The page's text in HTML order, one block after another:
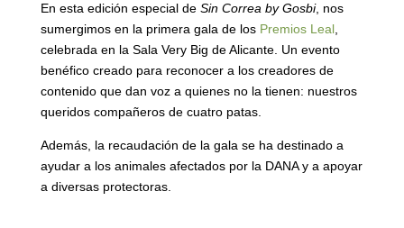
En esta edición especial de Sin Correa by Gosbi, nos
sumergimos en la primera gala de los Premios Leal,
celebrada en la Sala Very Big de Alicante. Un evento
benéfico creado para reconocer a los creadores de
contenido que dan voz a quienes no la tienen: nuestros
queridos compañeros de cuatro patas.
Además, la recaudación de la gala se ha destinado a
ayudar a los animales afectados por la DANA y a apoyar
a diversas protectoras.